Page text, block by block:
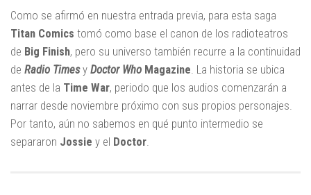
Como se afirmó en nuestra entrada previa, para esta saga
Titan Comics tomó como base el canon de los radioteatros
de Big Finish, pero su universo también recurre a la continuidad
de Radio Timesy Doctor Who Magazine . La historia se ubica
antes de la Time War, periodo que los audios comenzarán a
narrar desde noviembre próximo con sus propios personajes.
Por tanto, aún no sabemos en qué punto intermedio se
separaron Jossie y el Doctor